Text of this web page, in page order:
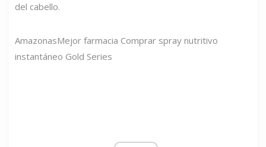
del cabello.
AmazonasMejor farmacia Comprar spray nutritivo
instantáneo Gold Series